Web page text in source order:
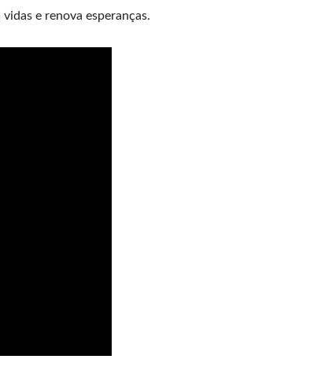
e renova esperanças.